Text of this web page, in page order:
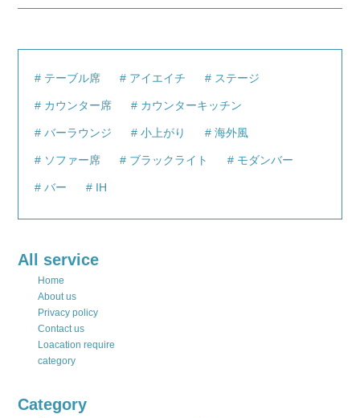
テーブル席 アイエイチ ステージ
カウンター席 カウンターキッチン
バーラウンジ 小上がり 海外風
ソファー席 ブラックライト モダンバー
バー IH
All service
Home
About us
Privacy policy
Contact us
Loacation require
category
Category